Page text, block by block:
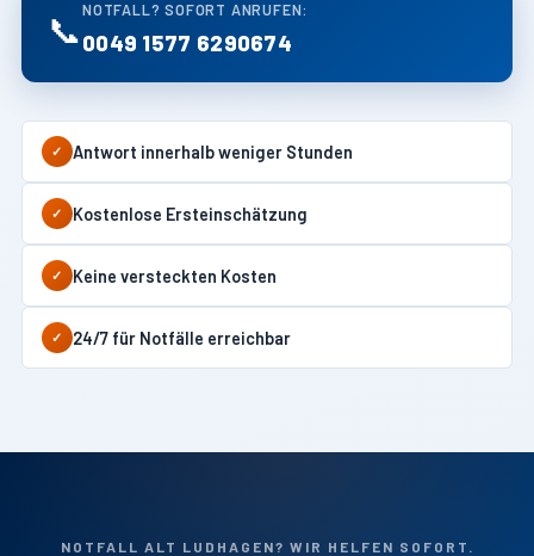
📞 NOTFALL? SOFORT ANRUFEN:
0049 1577 6290674
✓ Antwort innerhalb weniger Stunden
✓ Kostenlose Ersteinschätzung
✓ Keine versteckten Kosten
✓ 24/7 für Notfälle erreichbar
NOTFALL ALT LUDHAGEN? WIR HELFEN SOFORT.